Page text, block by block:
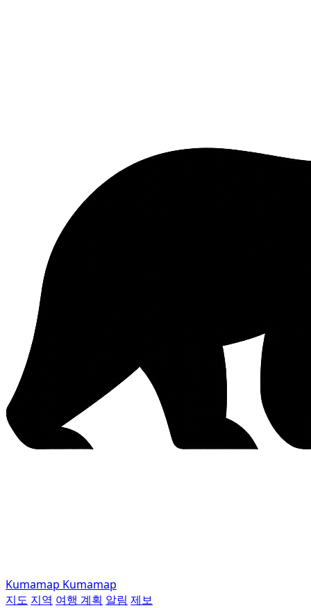
Kumamap Kumamap
지도 지역 여행 계획 알림 제보